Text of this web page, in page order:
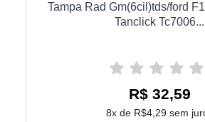
Tampa Rad Gm(6cil)tds/ford
Tanclick Tc7006...
R$ 32,59
8x de R$4,29 sem